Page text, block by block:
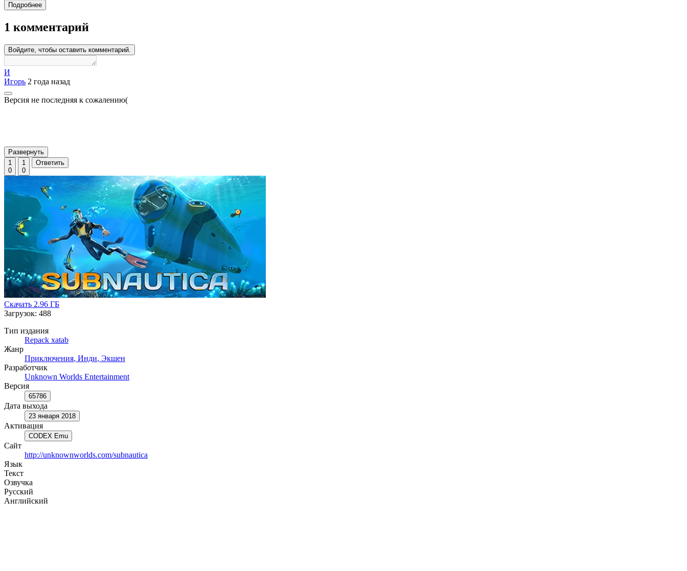
Подробнее
1 комментарий
Войдите, чтобы оставить комментарий.
И
Игорь 2 года назад
Версия не последняя к сожалению(
Развернуть
1
0
1
0
Ответить
Скачать 2.96 ГБ
Загрузок: 488
Тип издания
Repack xatab
Жанр
Приключения, Инди, Экшен
Разработчик
Unknown Worlds Entertainment
Версия
65786
Дата выхода
23 января 2018
Активация
CODEX Emu
Сайт
http://unknownworlds.com/subnautica
Язык
Текст
Озвучка
Русский
Английский